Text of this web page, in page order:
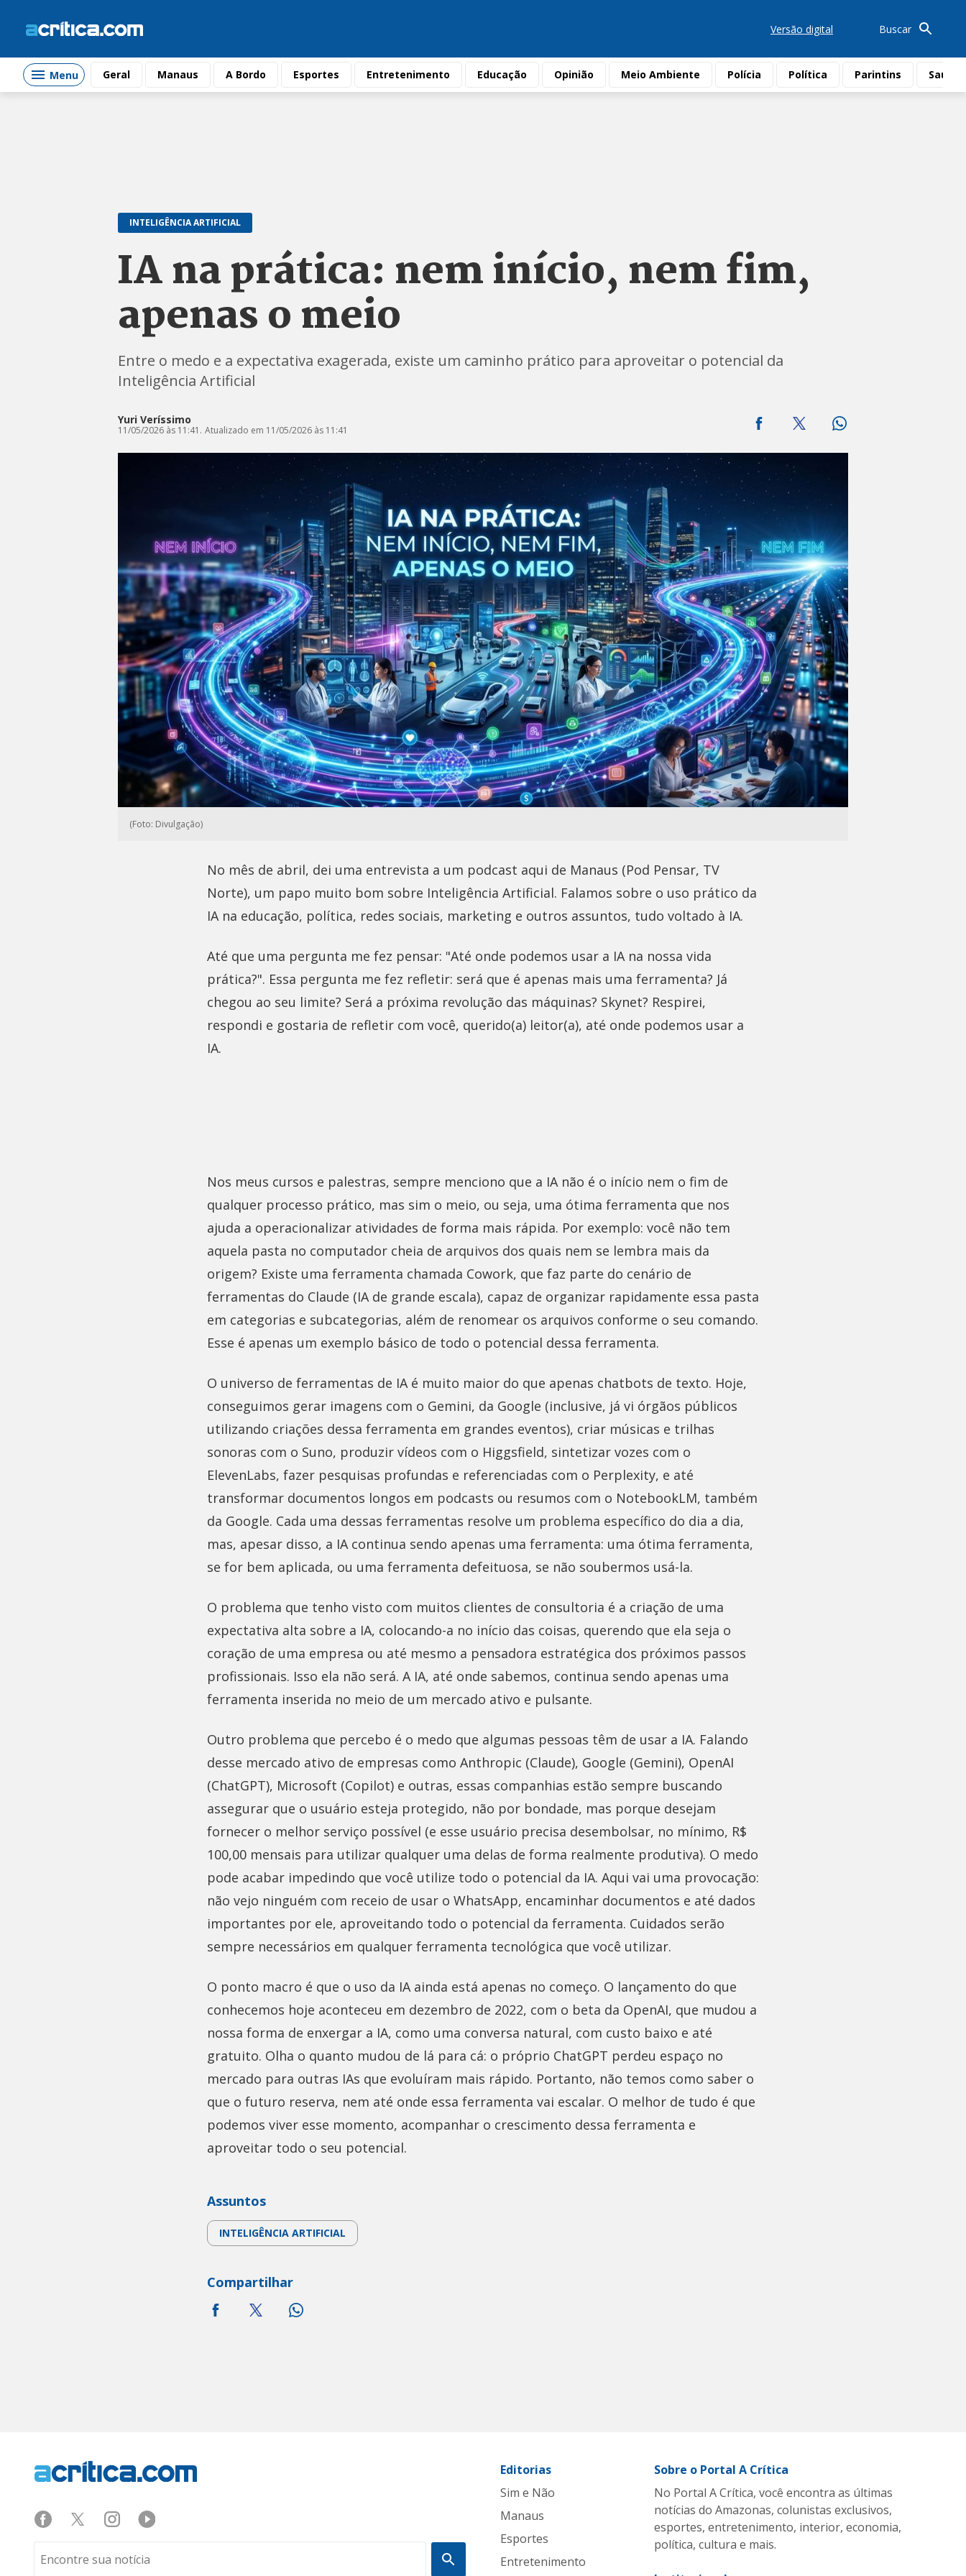
Versão digital Buscar
Menu Geral Manaus A Bordo Esportes Entretenimento Educação Opinião Meio Ambiente Polícia Política Parintins Saúde
INTELIGÊNCIA ARTIFICIAL
IA na prática: nem início, nem fim,
apenas o meio
Entre o medo e a expectativa exagerada, existe um caminho prático para aproveitar o potencial da
Inteligência Artificial
Yuri Veríssimo
11/05/2026 às 11:41. Atualizado em 11/05/2026 às 11:41
(Foto: Divulgação)
No mês de abril, dei uma entrevista a um podcast aqui de Manaus (Pod Pensar, TV
Norte), um papo muito bom sobre Inteligência Artificial. Falamos sobre o uso prático da
IA na educação, política, redes sociais, marketing e outros assuntos, tudo voltado à IA.
Até que uma pergunta me fez pensar: "Até onde podemos usar a IA na nossa vida
prática?". Essa pergunta me fez refletir: será que é apenas mais uma ferramenta? Já
chegou ao seu limite? Será a próxima revolução das máquinas? Skynet? Respirei,
respondi e gostaria de refletir com você, querido(a) leitor(a), até onde podemos usar a
IA.
Nos meus cursos e palestras, sempre menciono que a IA não é o início nem o fim de
qualquer processo prático, mas sim o meio, ou seja, uma ótima ferramenta que nos
ajuda a operacionalizar atividades de forma mais rápida. Por exemplo: você não tem
aquela pasta no computador cheia de arquivos dos quais nem se lembra mais da
origem? Existe uma ferramenta chamada Cowork, que faz parte do cenário de
ferramentas do Claude (IA de grande escala), capaz de organizar rapidamente essa pasta
em categorias e subcategorias, além de renomear os arquivos conforme o seu comando.
Esse é apenas um exemplo básico de todo o potencial dessa ferramenta.
O universo de ferramentas de IA é muito maior do que apenas chatbots de texto. Hoje,
conseguimos gerar imagens com o Gemini, da Google (inclusive, já vi órgãos públicos
utilizando criações dessa ferramenta em grandes eventos), criar músicas e trilhas
sonoras com o Suno, produzir vídeos com o Higgsfield, sintetizar vozes com o
ElevenLabs, fazer pesquisas profundas e referenciadas com o Perplexity, e até
transformar documentos longos em podcasts ou resumos com o NotebookLM, também
da Google. Cada uma dessas ferramentas resolve um problema específico do dia a dia,
mas, apesar disso, a IA continua sendo apenas uma ferramenta: uma ótima ferramenta,
se for bem aplicada, ou uma ferramenta defeituosa, se não soubermos usá-la.
O problema que tenho visto com muitos clientes de consultoria é a criação de uma
expectativa alta sobre a IA, colocando-a no início das coisas, querendo que ela seja o
coração de uma empresa ou até mesmo a pensadora estratégica dos próximos passos
profissionais. Isso ela não será. A IA, até onde sabemos, continua sendo apenas uma
ferramenta inserida no meio de um mercado ativo e pulsante.
Outro problema que percebo é o medo que algumas pessoas têm de usar a IA. Falando
desse mercado ativo de empresas como Anthropic (Claude), Google (Gemini), OpenAI
(ChatGPT), Microsoft (Copilot) e outras, essas companhias estão sempre buscando
assegurar que o usuário esteja protegido, não por bondade, mas porque desejam
fornecer o melhor serviço possível (e esse usuário precisa desembolsar, no mínimo, R$
100,00 mensais para utilizar qualquer uma delas de forma realmente produtiva). O medo
pode acabar impedindo que você utilize todo o potencial da IA. Aqui vai uma provocação:
não vejo ninguém com receio de usar o WhatsApp, encaminhar documentos e até dados
importantes por ele, aproveitando todo o potencial da ferramenta. Cuidados serão
sempre necessários em qualquer ferramenta tecnológica que você utilizar.
O ponto macro é que o uso da IA ainda está apenas no começo. O lançamento do que
conhecemos hoje aconteceu em dezembro de 2022, com o beta da OpenAI, que mudou a
nossa forma de enxergar a IA, como uma conversa natural, com custo baixo e até
gratuito. Olha o quanto mudou de lá para cá: o próprio ChatGPT perdeu espaço no
mercado para outras IAs que evoluíram mais rápido. Portanto, não temos como saber o
que o futuro reserva, nem até onde essa ferramenta vai escalar. O melhor de tudo é que
podemos viver esse momento, acompanhar o crescimento dessa ferramenta e
aproveitar todo o seu potencial.
Assuntos
INTELIGÊNCIA ARTIFICIAL
Compartilhar
Editorias
Sim e Não
Manaus
Esportes
Entretenimento
Sobre o Portal A Crítica
No Portal A Crítica, você encontra as últimas
notícias do Amazonas, colunistas exclusivos,
esportes, entretenimento, interior, economia,
política, cultura e mais.